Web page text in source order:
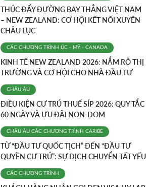
THÚC ĐẨY ĐƯỜNG BAY THẲNG VIỆT NAM
– NEW ZEALAND: CƠ HỘI KẾT NỐI XUYÊN
CHÂU LỤC
CÁC CHƯƠNG TRÌNH ÚC - MỸ - CANADA
KINH TẾ NEW ZEALAND 2026: NẮM RÕ THỊ
TRƯỜNG VÀ CƠ HỘI CHO NHÀ ĐẦU TƯ
CHÂU ÂU
ĐIỀU KIỆN CƯ TRÚ THUẾ SÍP 2026: QUY TẮC
60 NGÀY VÀ ƯU ĐÃI NON-DOM
CHÂU ÂU CÁC CHƯƠNG TRÌNH CARIBE
TỪ “ĐẦU TƯ QUỐC TỊCH” ĐẾN “ĐẦU TƯ
QUYỀN CƯ TRÚ”: SỰ DỊCH CHUYỂN TẤT YẾU
CÁC CHƯƠNG TRÌNH